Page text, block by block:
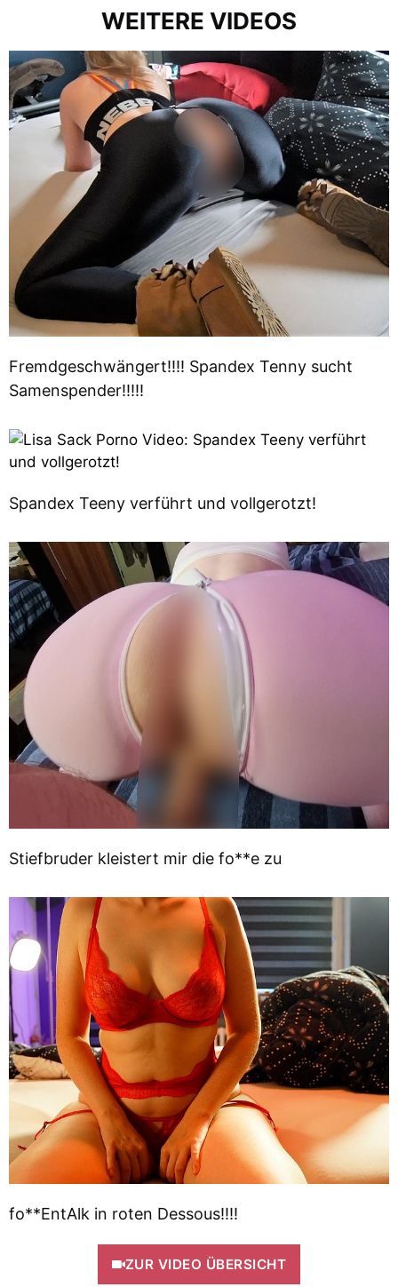
WEITERE VIDEOS
Fremdgeschwängert!!!! Spandex Tenny sucht
Samenspender!!!!!
Spandex Teeny verführt und vollgerotzt!
Stiefbruder kleistert mir die fo**e zu
fo**EntAlk in roten Dessous!!!!
ZUR VIDEO ÜBERSICHT